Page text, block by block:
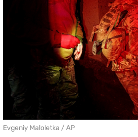
Evgeniy Maloletka / AP